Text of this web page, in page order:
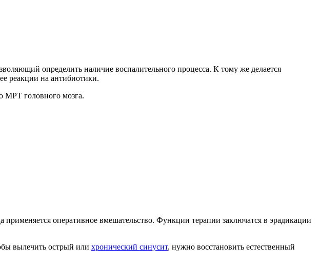
определить наличие воспалительного процесса. К тому же делается
реакции на антибиотики.
МРТ головного мозга.
оперативное вмешательство. Функции терапии заключатся в эрадикации
вылечить острый или хронический синусит, нужно восстановить естественный